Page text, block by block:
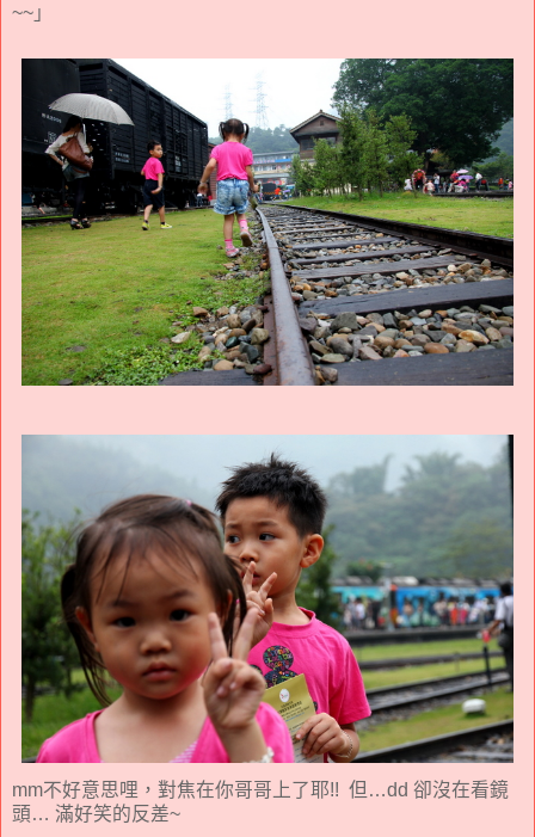
~~」
mm不好意思哩，對焦在你哥哥上了耶!! 但…dd 卻沒在看鏡
頭… 滿好笑的反差~